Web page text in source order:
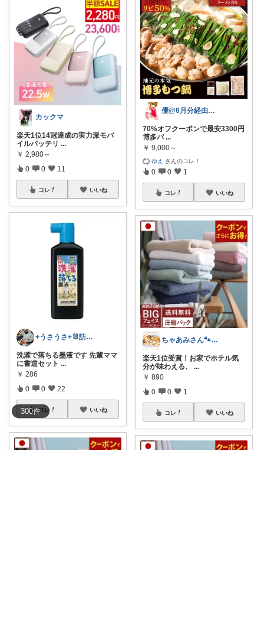
300件
カックマ
楽天1位14冠達成の実力派モバ
イルバッテリ ...
￥ 2,980～
0 0 11
コレ いいね
+うさうさ+🐰訪問購入感謝💕
洗濯で落ちる墨液です 先輩ママ
に書道セット ...
￥ 286
0 0 22
コレ いいね
優@6月分経由購入感謝
70%オフクーポンで最安3300円
博多バ ...
￥ 9,000～
ゆえ さんのコレ！
0 0 1
コレ いいね
ちゃあみさん🐾🐾ゆるっと🌸🍀✨
楽天1位受賞！お家でホテル気
分が味わえる、
...
￥ 890
0 0 1
コレ いいね